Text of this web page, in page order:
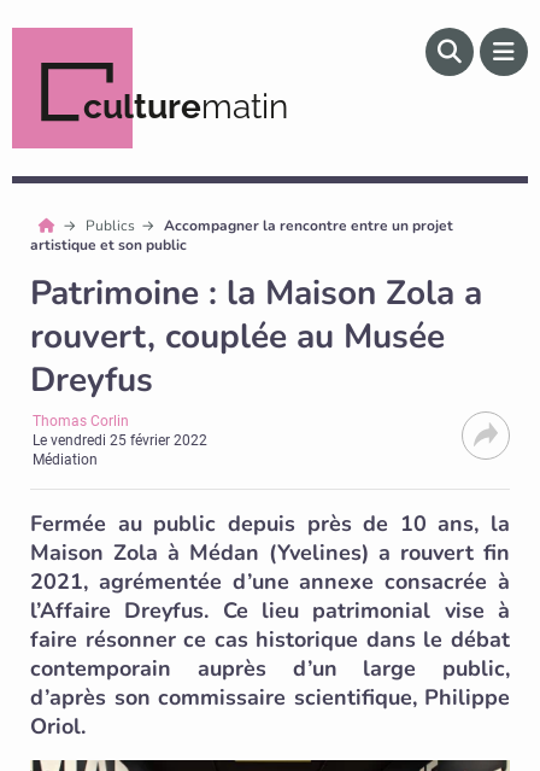
culturematin
Publics
Accompagner la rencontre entre un projet
artistique et son public
Patrimoine : la Maison Zola a
rouvert, couplée au Musée
Dreyfus
Thomas Corlin
Levendredi 25 février 2022
Médiation
Fermée au public depuis près de 10 ans, la
Maison Zola à Médan (Yvelines) a rouvert fin
2021, agrémentée d’une annexe consacrée à
l’Affaire Dreyfus. Ce lieu patrimonial vise à
faire résonner ce cas historique dans le débat
contemporain auprès d’un large public,
d’après son commissaire scientifique, Philippe
Oriol.